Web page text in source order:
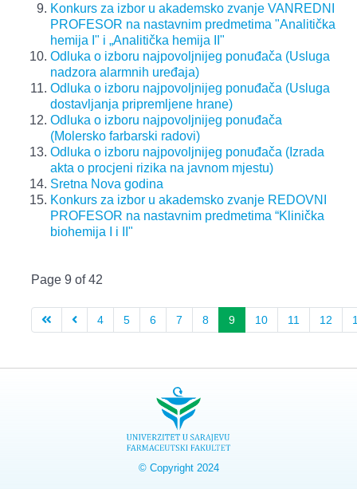
Konkurs za izbor u akademsko zvanje VANREDNI
PROFESOR na nastavnim predmetima "Analitička
hemija I" i „Analitička hemija II"
Odluka o izboru najpovoljnijeg ponuđača (Usluga
nadzora alarmnih uređaja)
Odluka o izboru najpovoljnijeg ponuđača (Usluga
dostavljanja pripremljene hrane)
Odluka o izboru najpovoljnijeg ponuđača
(Molersko farbarski radovi)
Odluka o izboru najpovoljnijeg ponuđača (Izrada
akta o procjeni rizika na javnom mjestu)
Sretna Nova godina
Konkurs za izbor u akademsko zvanje REDOVNI
PROFESOR na nastavnim predmetima “Klinička
biohemija I i II"
Page 9 of 42
4 5 6 7 8 9 10 11 12
© Copyright 2024